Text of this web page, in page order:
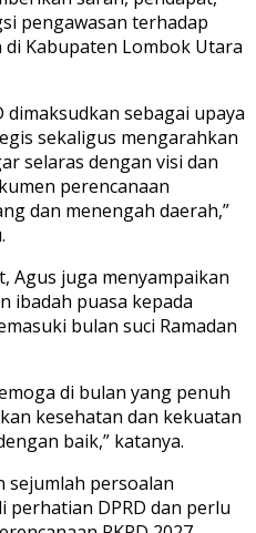
pengawasan terhadap
Kabupaten Lombok Utara
dimaksudkan sebagai upaya
sekaligus mengarahkan
selaras dengan visi dan
perencanaan
dan menengah daerah,”
Agus juga menyampaikan
ibadah puasa kepada
bulan suci Ramadan
di bulan yang penuh
kesehatan dan kekuatan
baik,” katanya.
sejumlah persoalan
perhatian DPRD dan perlu